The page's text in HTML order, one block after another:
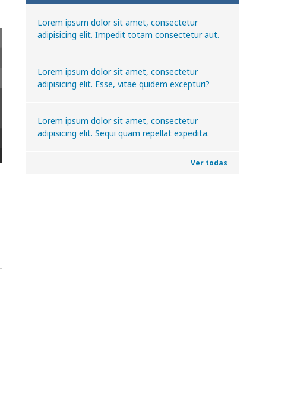
Lorem ipsum dolor sit amet, consectetur
adipisicing elit. Impedit totam consectetur aut.
Lorem ipsum dolor sit amet, consectetur
adipisicing elit. Esse, vitae quidem excepturi?
Lorem ipsum dolor sit amet, consectetur
adipisicing elit. Sequi quam repellat expedita.
Ver todas